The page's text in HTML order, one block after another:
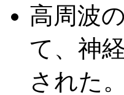
高周波
て、神
された